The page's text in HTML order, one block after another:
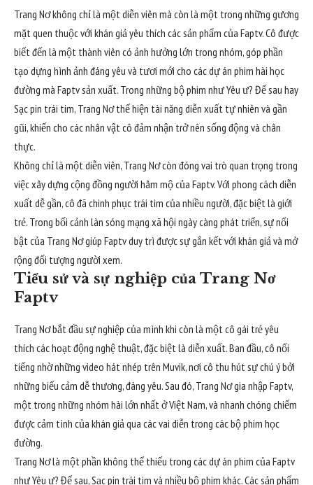
Trang Nơ không chỉ là một diễn viên mà còn là một trong những gương
mặt quen thuộc với khán giả yêu thích các sản phẩm của Faptv. Cô được
biết đến là một thành viên có ảnh hưởng lớn trong nhóm, góp phần
tạo dựng hình ảnh đáng yêu và tươi mới cho các dự án phim hài học
đường mà Faptv sản xuất. Trong những bộ phim như Yêu ư? Để sau hay
Sạc pin trái tim, Trang Nơ thể hiện tài năng diễn xuất tự nhiên và gần
gũi, khiến cho các nhân vật cô đảm nhận trở nên sống động và chân
thực.
Không chỉ là một diễn viên, Trang Nơ còn đóng vai trò quan trọng trong
việc xây dựng cộng đồng người hâm mộ của Faptv. Với phong cách diễn
xuất dễ gần, cô đã chinh phục trái tim của nhiều người, đặc biệt là giới
trẻ. Trong bối cảnh làn sóng mạng xã hội ngày càng phát triển, sự nổi
bật của Trang Nơ giúp Faptv duy trì được sự gắn kết với khán giả và mở
rộng đối tượng người xem.
Tiểu sử và sự nghiệp của Trang Nơ
Faptv
Trang Nơ bắt đầu sự nghiệp của mình khi còn là một cô gái trẻ yêu
thích các hoạt động nghệ thuật, đặc biệt là diễn xuất. Ban đầu, cô nổi
tiếng nhờ những video hát nhép trên Muvik, nơi cô thu hút sự chú ý bởi
những biểu cảm dễ thương, đáng yêu. Sau đó, Trang Nơ gia nhập Faptv,
một trong những nhóm hài lớn nhất ở Việt Nam, và nhanh chóng chiếm
được cảm tình của khán giả qua các vai diễn trong các bộ phim học
đường.
Trang Nơ là một phần không thể thiếu trong các dự án phim của Faptv
như Yêu ư? Để sau, Sạc pin trái tim và nhiều bộ phim khác. Các sản phẩm